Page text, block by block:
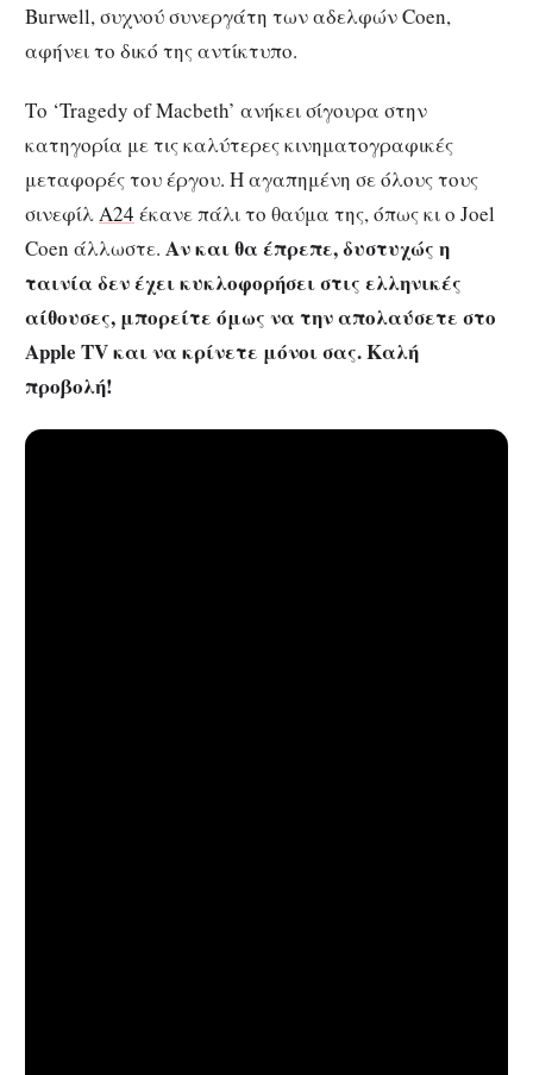
Burwell, συχνού συνεργάτη των αδελφών Coen,
αφήνει το δικό της αντίκτυπο.
Tο ‘Tragedy of Macbeth’ ανήκει σίγουρα στην
κατηγορία με τις καλύτερες κινηματογραφικές
μεταφορές του έργου. Η αγαπημένη σε όλους τους
σινεφίλA24 έκανε πάλι το θαύμα της, όπως κι ο Joel
Coen άλλωστε. Αν και θα έπρεπε, δυστυχώς η
ταινία δεν έχει κυκλοφορήσει στις ελληνικές
αίθουσες, μπορείτε όμως να την απολαύσετε στο
Apple TV και να κρίνετε μόνοι σας. Καλή
προβολή!